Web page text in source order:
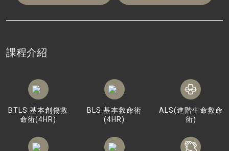
課程介紹
BTLS 基本創傷救
命術(4HR)
BLS 基本救命術
(4HR)
ALS(進階生命救命
術)